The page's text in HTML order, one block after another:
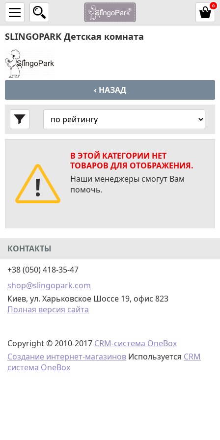
0
SLINGOPARK Детская комната
‹ НАЗАД
В ЭТОЙ КАТЕГОРИИ НЕТ
ТОВАРОВ ДЛЯ ОТОБРАЖЕНИЯ.
Наши менеджеры смогут Вам
помочь.
КОНТАКТЫ
+38 (050) 418-35-47
shop@slingopark.com
Киев, ул. Харьковское Шоссе 19, офис 823
Полная версия сайта
Copyright © 2010-2017 CRM-система OneBox
Создание интернет-магазинов Используется CRM
система OneBox